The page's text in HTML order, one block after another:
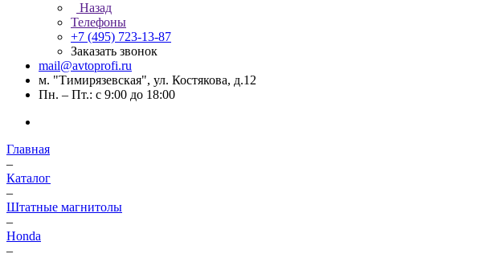
Назад
Телефоны
+7 (495) 723-13-87
Заказать звонок
mail@avtoprofi.ru
м. "Тимирязевская", ул. Костякова, д.12
Пн. – Пт.: с 9:00 до 18:00
Главная
–
Каталог
–
Штатные магнитолы
–
Honda
–